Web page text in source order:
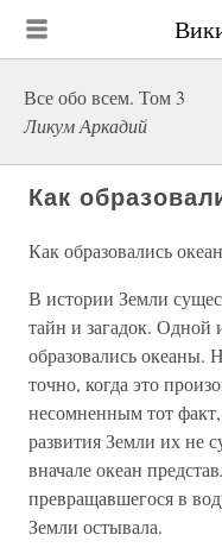
Все обо всем. Том 3
Ликум Аркадий
Как
Как образовались
В истории Земли
тайн и загадок. Одной
образовались океаны.
точно, когда это
несомненным тот
развития Земли их не
вначале океан
превращавшегося в
Земли остывала.